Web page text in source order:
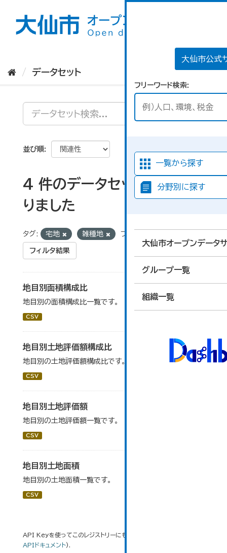
大仙市公式
フリーワード検索
一覧から探す
分野別に探す
大仙市オープンデータ
グループ一覧
組織一覧
データセット
並び順
4 件のデータセットが見つか
りました
タグ: 宅地 雑種地 フォーマット:
フィルタ結果
地目別面積構成比
地目別の面積構成比一覧です。
CSV
地目別土地評価額構成比
地目別の土地評価額構成比です。
CSV
地目別土地評価額
地目別の土地評価額一覧です。
CSV
地目別土地面積
地目別の土地面積一覧です。
CSV
API Keyを使ってこのレジストリーにもアクセス可能です
APIドキュメント).